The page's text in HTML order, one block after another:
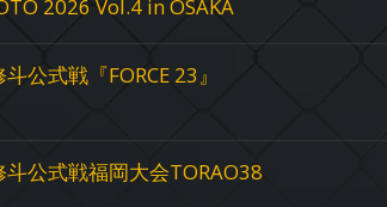
2026 Vol.4 in OSAKA
公式戦『FORCE 23』
公式戦福岡大会TORAO38